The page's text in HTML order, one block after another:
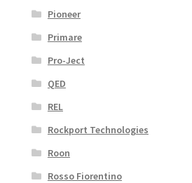
Pioneer
Primare
Pro-Ject
QED
REL
Rockport Technologies
Roon
Rosso Fiorentino